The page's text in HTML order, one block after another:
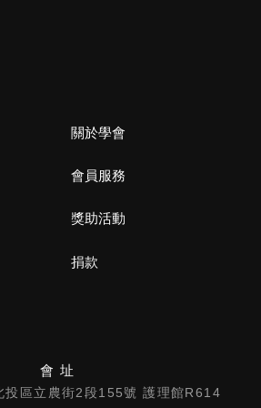
關於學會
會員服務
獎助活動
捐款
會 址
區立農街2段155號 護理館R614